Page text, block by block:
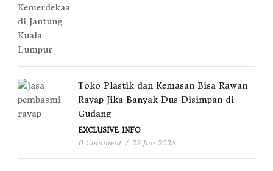
Toko Plastik dan Kemasan Bisa Rawan
Rayap Jika Banyak Dus Disimpan di
Gudang
EXCLUSIVE INFO
0 Comment / 22 Jun 2026